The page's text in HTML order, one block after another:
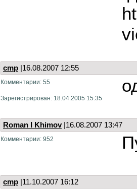
cmp |16.08.2007 12:55
Комментарии: 55
Зарегистрирован: 18.04.2005 15:35
Roman I Khimov |16.08.2007 13:47
Комментарии: 952
cmp |11.10.2007 16:12